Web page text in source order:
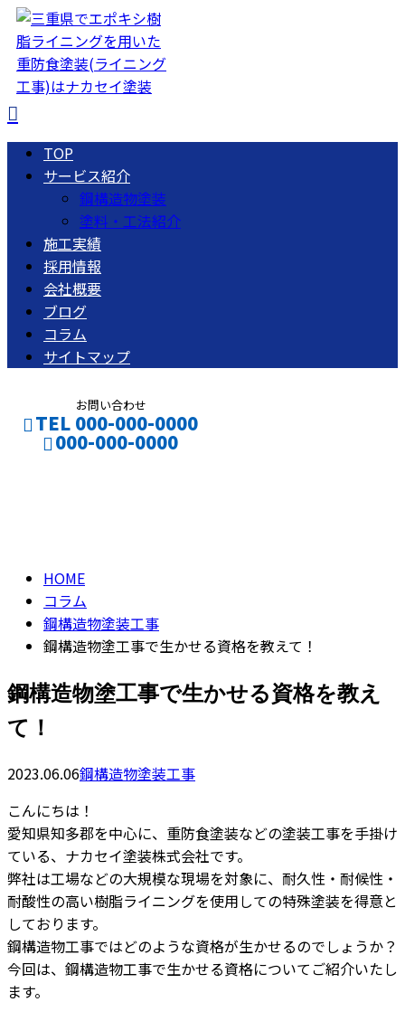
TOP
サービス紹介
鋼構造物塗装
塗料・工法紹介
施工実績
採用情報
会社概要
ブログ
コラム
サイトマップ
お問い合わせ
TEL 000-000-0000
000-000-0000
HOME
コラム
鋼構造物塗装工事
鋼構造物塗工事で生かせる資格を教えて！
鋼構造物塗工事で生かせる資格を教え
て！
2023.06.06鋼構造物塗装工事
こんにちは！
愛知県知多郡を中心に、重防食塗装などの塗装工事を手掛け
ている、ナカセイ塗装株式会社です。
弊社は工場などの大規模な現場を対象に、耐久性・耐候性・
耐酸性の高い樹脂ライニングを使用しての特殊塗装を得意と
しております。
鋼構造物工事ではどのような資格が生かせるのでしょうか？
今回は、鋼構造物工事で生かせる資格についてご紹介いたし
ます。